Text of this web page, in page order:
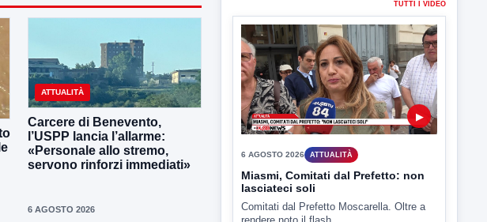
ATTUALITÀ
Carcere di Benevento,
l’USPP lancia l’allarme:
«Personale allo stremo,
servono rinforzi immediati»
6 AGOSTO 2026
VIDEO ATTUALITÀ